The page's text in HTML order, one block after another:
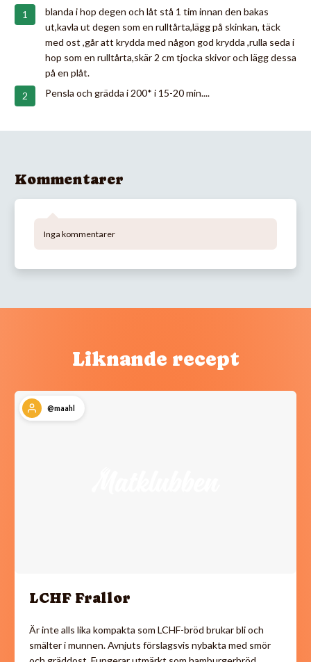
blanda i hop degen och låt stå 1 tim innan den bakas
ut,kavla ut degen som en rulltårta,lägg på skinkan, täck
med ost ,går att krydda med någon god krydda ,rulla seda i
hop som en rulltårta,skär 2 cm tjocka skivor och lägg dessa
på en plåt.
Pensla och grädda i 200* i 15-20 min....
Kommentarer
Inga kommentarer
Liknande recept
@maahl
LCHF Frallor
Är inte alls lika kompakta som LCHF-bröd brukar bli och
smälter i munnen. Avnjuts förslagsvis nybakta med smör